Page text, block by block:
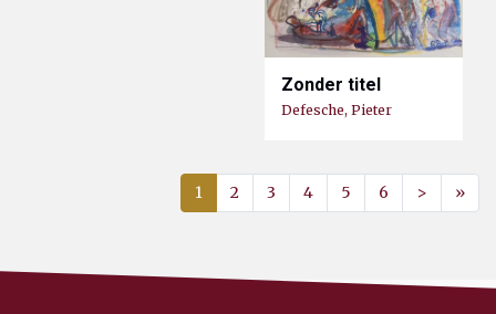
Zonder titel
Defesche, Pieter
1 2 3 4 5 6 > »